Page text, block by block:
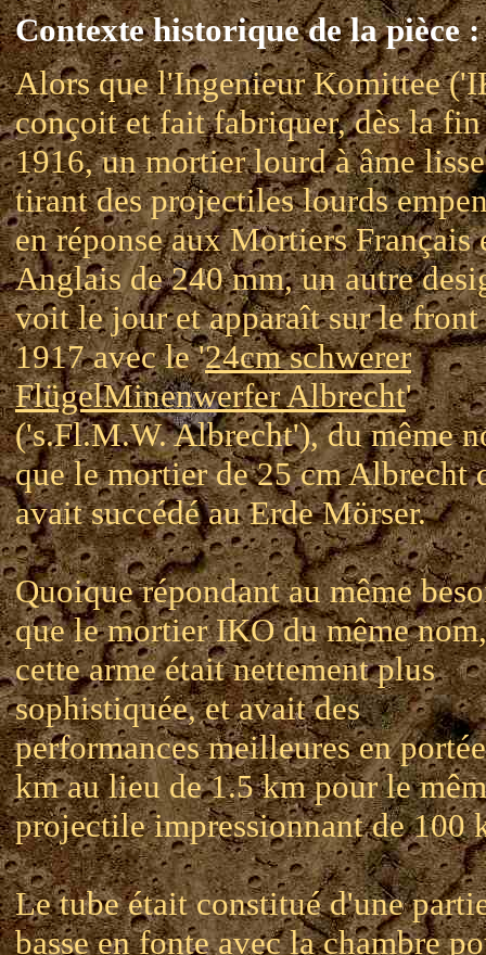
Contexte historique de la pièce :
Alors que l'Ingenieur Komittee
conçoit et fait fabriquer, dès la fin
1916, un mortier lourd à âme lisse
tirant des projectiles lourds
en réponse aux Mortiers Français
Anglais de 240 mm, un autre
voit le jour et apparaît sur le front
1917 avec le '24cm schwerer
FlügelMinenwerfer Albrecht'
('s.Fl.M.W. Albrecht'), du même
que le mortier de 25 cm Albrecht
avait succédé au Erde Mörser.
Quoique répondant au même
que le mortier IKO du même nom,
cette arme était nettement plus
sophistiquée, et avait des
performances meilleures en
km au lieu de 1.5 km pour le
projectile impressionnant de 100
Le tube était constitué d'une
basse en fonte avec la chambre